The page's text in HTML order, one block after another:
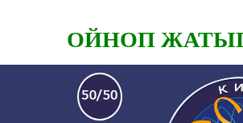
ОЙНОП